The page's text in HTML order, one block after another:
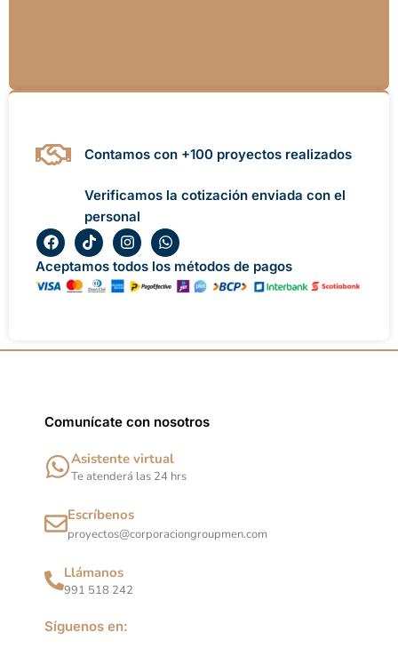
Contamos con +100 proyectos realizados
Verificamos la cotización enviada con el
personal
F
a
c
e
b
T
i
k
t
o
I
n
s
t
a
m
W
h
a
s
Aceptamos todos los métodos de pagos
Comunícate con nosotros
Asistente virtual
Te atenderá las 24 hrs
Escríbenos
proyectos@corporaciongroupmen.com
Llámanos
991 518 242
Síguenos en: